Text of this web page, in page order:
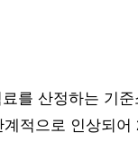
를 산정하는 기
적으로 인상되